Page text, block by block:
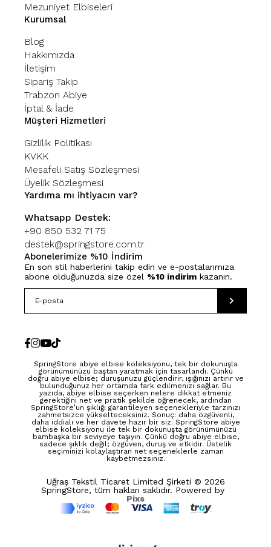
Mezuniyet Elbiseleri
Kurumsal
Blog
Hakkımızda
İletişim
Sipariş Takip
Trabzon Abiye
İptal & İade
Müşteri Hizmetleri
Gizlilik Politikası
KVKK
Mesafeli Satış Sözleşmesi
Üyelik Sözleşmesi
Yardıma mı ihtiyacın var?
Whatsapp Destek:
+90 850 532 71 75
destek@springstore.com.tr
Abonelerimize %10 İndirim
En son stil haberlerini takip edin ve e-postalarımıza
abone olduğunuzda size özel %10 indirim kazanın.
SpringStore abiye elbise koleksiyonu, tek bir dokunuşla
görünümünüzü baştan yaratmak için tasarlandı. Çünkü
doğru abiye elbise; duruşunuzu güçlendirir, ışığınızı artırır ve
bulunduğunuz her ortamda fark edilmenizi sağlar. Bu
yazıda, abiye elbise seçerken nelere dikkat etmeniz
gerektiğini net ve pratik şekilde öğrenecek, ardından
SpringStore’un şıklığı garantileyen seçenekleriyle tarzınızı
zahmetsizce yükselteceksiniz. Sonuç: daha özgüvenli,
daha iddialı ve her davete hazır bir siz. SpringStore abiye
elbise koleksiyonu ile tek bir dokunuşta görünümünüzü
bambaşka bir seviyeye taşıyın. Çünkü doğru abiye elbise,
sadece şıklık değil; özgüven, duruş ve etkidir. Üstelik
seçiminizi kolaylaştıran net seçeneklerle zaman
kaybetmezsiniz.
Uğraş Tekstil Ticaret Limited Şirketi © 2026
SpringStore, tüm hakları saklıdır. Powered by
Pixs